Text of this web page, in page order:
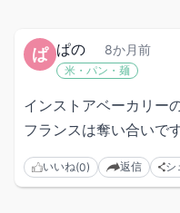
ぱ ぱの 8か月前
米・パン・麺
インストアベーカリー
フランスは奪い合いで
いいね(0) 返信 シ